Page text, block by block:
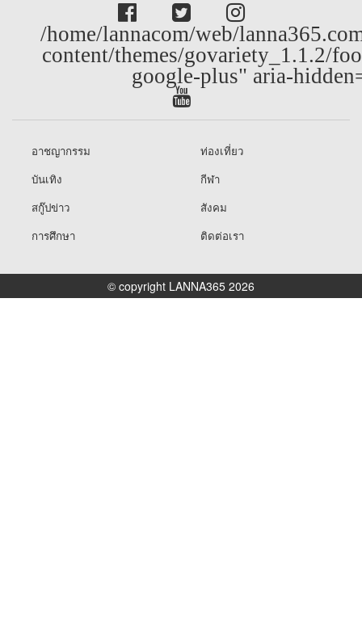
/home/lannacom/web/
content/themes/govariety_1.1.2/
google-plus" aria-
อาชญากรรม
ท่องเที่ยว
บันเทิง
กีฬา
สกู๊ปข่าว
สังคม
การศึกษา
ติดต่อเรา
© copyright LANNA365 2026